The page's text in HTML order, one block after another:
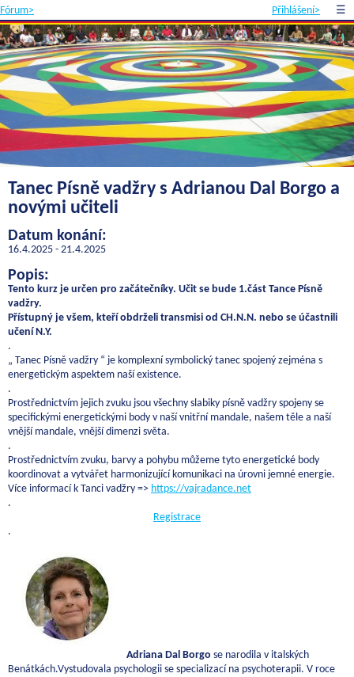
Fórum> Přihlášení> ☰
Tanec Písně vadžry s Adrianou Dal Borgo a
novými učiteli
Datum konání:
16.4.2025 - 21.4.2025
Popis:
Tento kurz je určen pro začátečníky. Učit se bude 1.část Tance Písně
vadžry.
Přístupný je všem, kteří obdrželi transmisi od CH.N.N. nebo se účastnili
učení N.Y.
.
„ Tanec Písně vadžry “ je komplexní symbolický tanec spojený zejména s
energetickým aspektem naší existence.
.
Prostřednictvím jejich zvuku jsou všechny slabiky písně vadžry spojeny se
specifickými energetickými body v naší vnitřní mandale, našem těle a naší
vnější mandale, vnější dimenzi světa.
.
Prostřednictvím zvuku, barvy a pohybu můžeme tyto energetické body
koordinovat a vytvářet harmonizující komunikaci na úrovni jemné energie.
Více informací k Tanci vadžry => https://vajradance.net
.
Registrace
.
Adriana Dal Borgo se narodila v italských
Benátkách.Vystudovala psychologii se specializací na psychoterapii. V roce